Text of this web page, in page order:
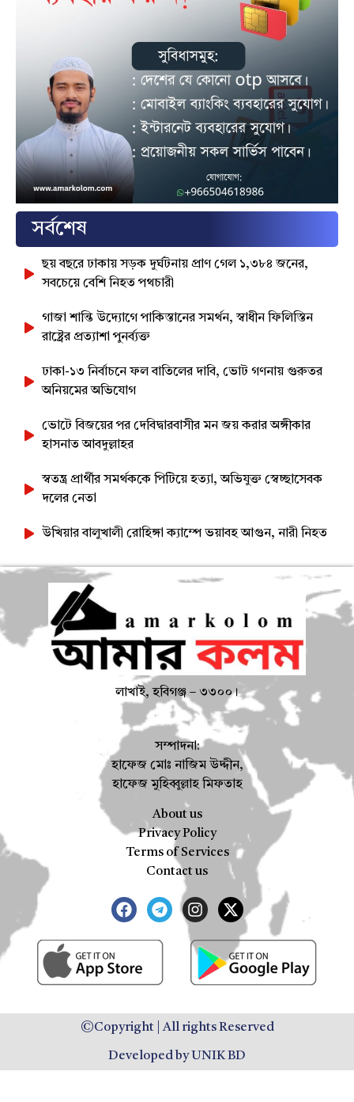
সর্বশেষ
ছয় বছরে ঢাকায় সড়ক দুর্ঘটনায় প্রাণ গেল ১,৩৮৪ জনের,
সবচেয়ে বেশি নিহত পথচারী
গাজা শান্তি উদ্যোগে পাকিস্তানের সমর্থন, স্বাধীন ফিলিস্তিন
রাষ্ট্রের প্রত্যাশা পুনর্ব্যক্ত
ঢাকা-১৩ নির্বাচনে ফল বাতিলের দাবি, ভোট গণনায় গুরুতর
অনিয়মের অভিযোগ
ভোটে বিজয়ের পর দেবিদ্বারবাসীর মন জয় করার অঙ্গীকার
হাসনাত আবদুল্লাহর
স্বতন্ত্র প্রার্থীর সমর্থককে পিটিয়ে হত্যা, অভিযুক্ত স্বেচ্ছাসেবক
দলের নেতা
উখিয়ার বালুখালী রোহিঙ্গা ক্যাম্পে ভয়াবহ আগুন, নারী নিহত
লাখাই, হবিগঞ্জ – ৩৩০০।
সম্পাদনা:
হাফেজ মোঃ নাজিম উদ্দীন,
হাফেজ মুহিব্বুল্লাহ মিফতাহ
About us
Privacy Policy
Terms of Services
Contact us
©Copyright | All rights Reserved
Developed by UNIK BD